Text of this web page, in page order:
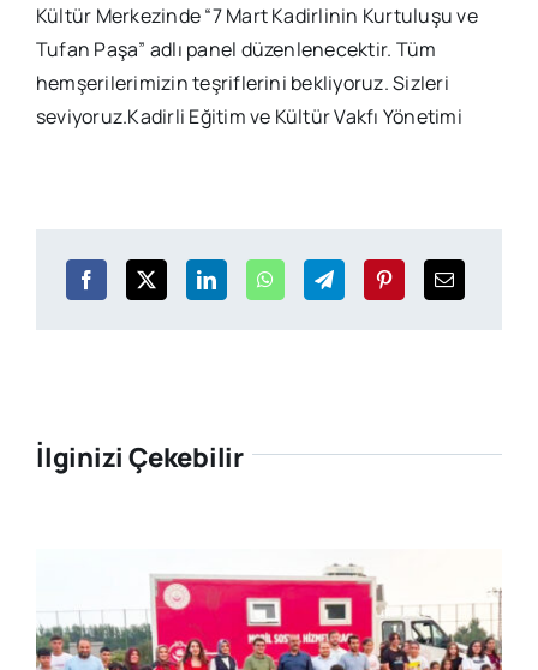
Kültür Merkezinde “7 Mart Kadirlinin Kurtuluşu ve
Tufan Paşa” adlı panel düzenlenecektir. Tüm
hemşerilerimizin teşriflerini bekliyoruz. Sizleri
seviyoruz.Kadirli Eğitim ve Kültür Vakfı Yönetimi
İlginizi Çekebilir